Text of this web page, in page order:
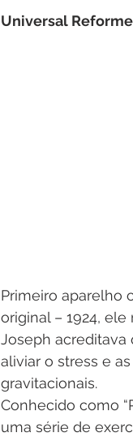
Universal
Primeiro aparelho
original – 1924,
Joseph acreditava
aliviar o stress e
gravitacionais.
Conhecido como
uma série de